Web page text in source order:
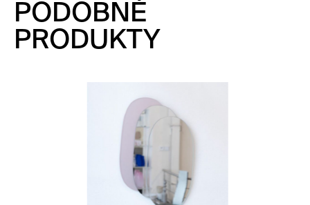
PODOBNÉ
PRODUKTY